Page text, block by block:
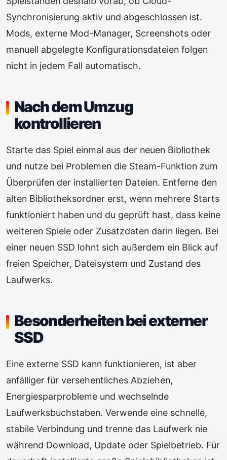
Synchronisierung aktiv und abgeschlossen ist.
Mods, externe Mod-Manager, Screenshots oder
manuell abgelegte Konfigurationsdateien folgen
nicht in jedem Fall automatisch.
Nach dem Umzug
kontrollieren
Starte das Spiel einmal aus der neuen Bibliothek
und nutze bei Problemen die Steam-Funktion zum
Überprüfen der installierten Dateien. Entferne den
alten Bibliotheksordner erst, wenn mehrere Starts
funktioniert haben und du geprüft hast, dass keine
weiteren Spiele oder Zusatzdaten darin liegen. Bei
einer neuen SSD lohnt sich außerdem ein Blick auf
freien Speicher, Dateisystem und Zustand des
Laufwerks.
Besonderheiten bei externer
SSD
Eine externe SSD kann funktionieren, ist aber
anfälliger für versehentliches Abziehen,
Energiesparprobleme und wechselnde
Laufwerksbuchstaben. Verwende eine schnelle,
stabile Verbindung und trenne das Laufwerk nie
während Download, Update oder Spielbetrieb. Für